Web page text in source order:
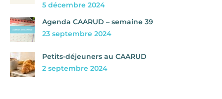
5 décembre 2024
Agenda CAARUD – semaine 39
23 septembre 2024
Petits-déjeuners au CAARUD
2 septembre 2024